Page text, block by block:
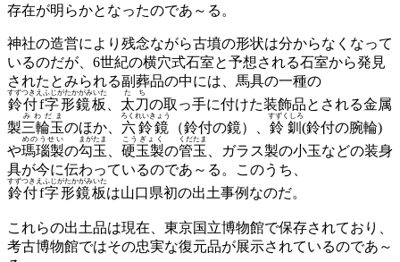
存在が明らかとなったのであ～る。
神社の造営により残念ながら古墳の形状は分からなくなって
いるのだが、6世紀の横穴式石室と予想される石室から発見
されたとみられる副葬品の中には、馬具の一種の
鈴付f字形鏡板
すずつきえふじがたかがみいた
太刀
たち
の取っ手に付けた装飾品とされる金属
製三輪玉
みわだま
のほか、 六鈴鏡
ろくれいきょう
（鈴付の鏡）、 鈴釧
すずくしろ
(鈴付の腕輪)
や瑪瑙製
めのうせい
の勾玉
まがたま
硬玉製
こうぎょく
の管玉
くだたま
、ガラス製の小玉などの装身
具が今に伝わっているのであ～る。このうち、
鈴付f字形鏡板
すずつきえふじがたかがみいた
は山口県初の出土事例なのだ。
これらの出土品は現在、東京国立博物館で保存されており、
考古博物館ではその忠実な復元品が展示されているのであ～